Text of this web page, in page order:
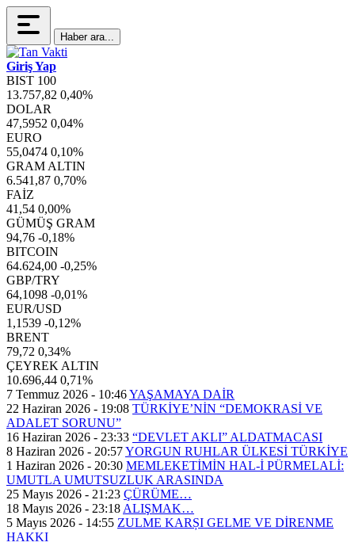
Haber ara...
Giriş Yap
BIST 100
13.757,82 0,40%
DOLAR
47,5952 0,04%
EURO
55,0474 0,10%
GRAM ALTIN
6.541,87 0,70%
FAİZ
41,54 0,00%
GÜMÜŞ GRAM
94,76 -0,18%
BITCOIN
64.624,00 -0,25%
GBP/TRY
64,1098 -0,01%
EUR/USD
1,1539 -0,12%
BRENT
79,72 0,34%
ÇEYREK ALTIN
10.696,44 0,71%
7 Temmuz 2026 - 10:46YAŞAMAYA DAİR
22 Haziran 2026 - 19:08 TÜRKİYE’NİN “DEMOKRASİ VE
ADALET SORUNU”
16 Haziran 2026 - 23:33 “DEVLET AKLI” ALDATMACASI
8 Haziran 2026 - 20:57YORGUN RUHLAR ÜLKESİ TÜRKİYE
1 Haziran 2026 - 20:30 MEMLEKETİMİN HAL-İ PÜRMELALİ:
UMUTLA UMUTSUZLUK ARASINDA
25 Mayıs 2026 - 21:23 ÇÜRÜME…
18 Mayıs 2026 - 23:18 ALIŞMAK…
5 Mayıs 2026 - 14:55 ZULME KARȘI GELME VE DİRENME
HAKKI